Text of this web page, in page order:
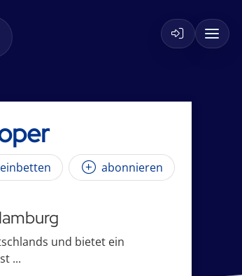
einbetten abonnieren
und bietet ein
...